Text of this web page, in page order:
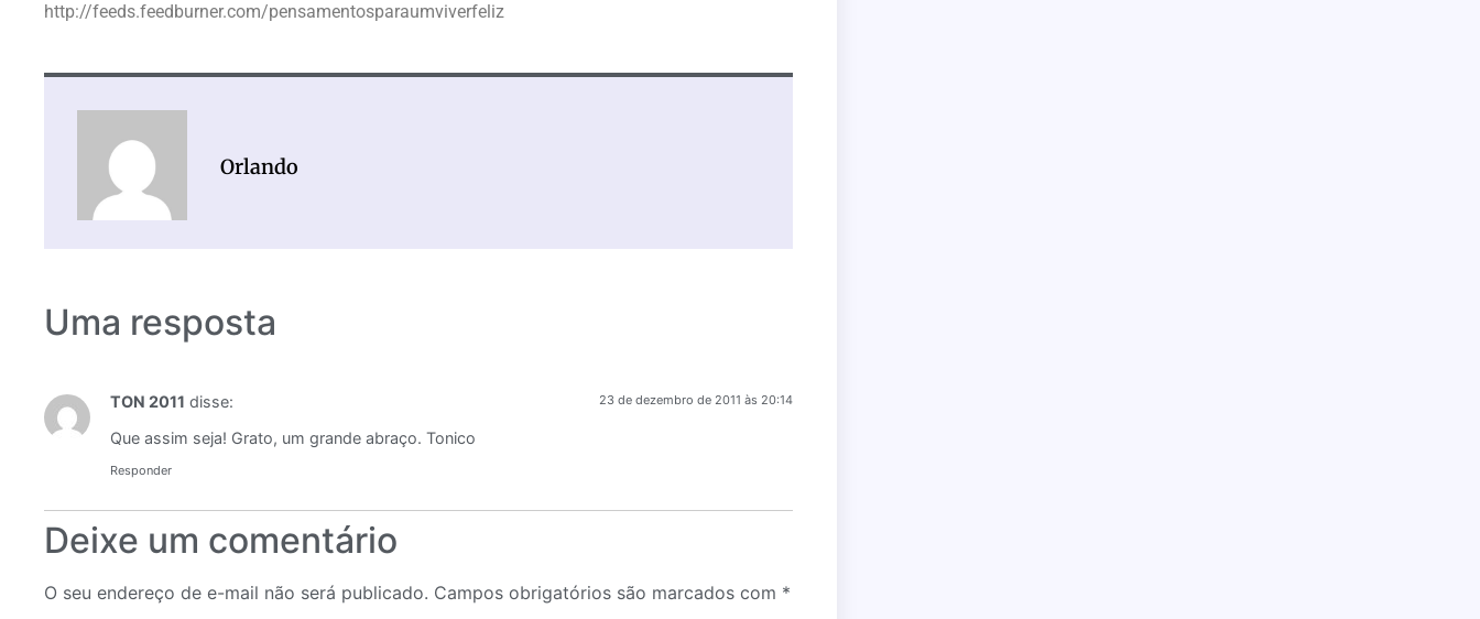
http://feeds.feedburner.com/pensamentosparaumviverfeliz
Orlando
Uma resposta
TON 2011 disse: 23 de dezembro de 2011 às 20:14
Que assim seja! Grato, um grande abraço. Tonico
Responder
Deixe um comentário
O seu endereço de e-mail não será publicado. Campos obrigatórios são marcados com *